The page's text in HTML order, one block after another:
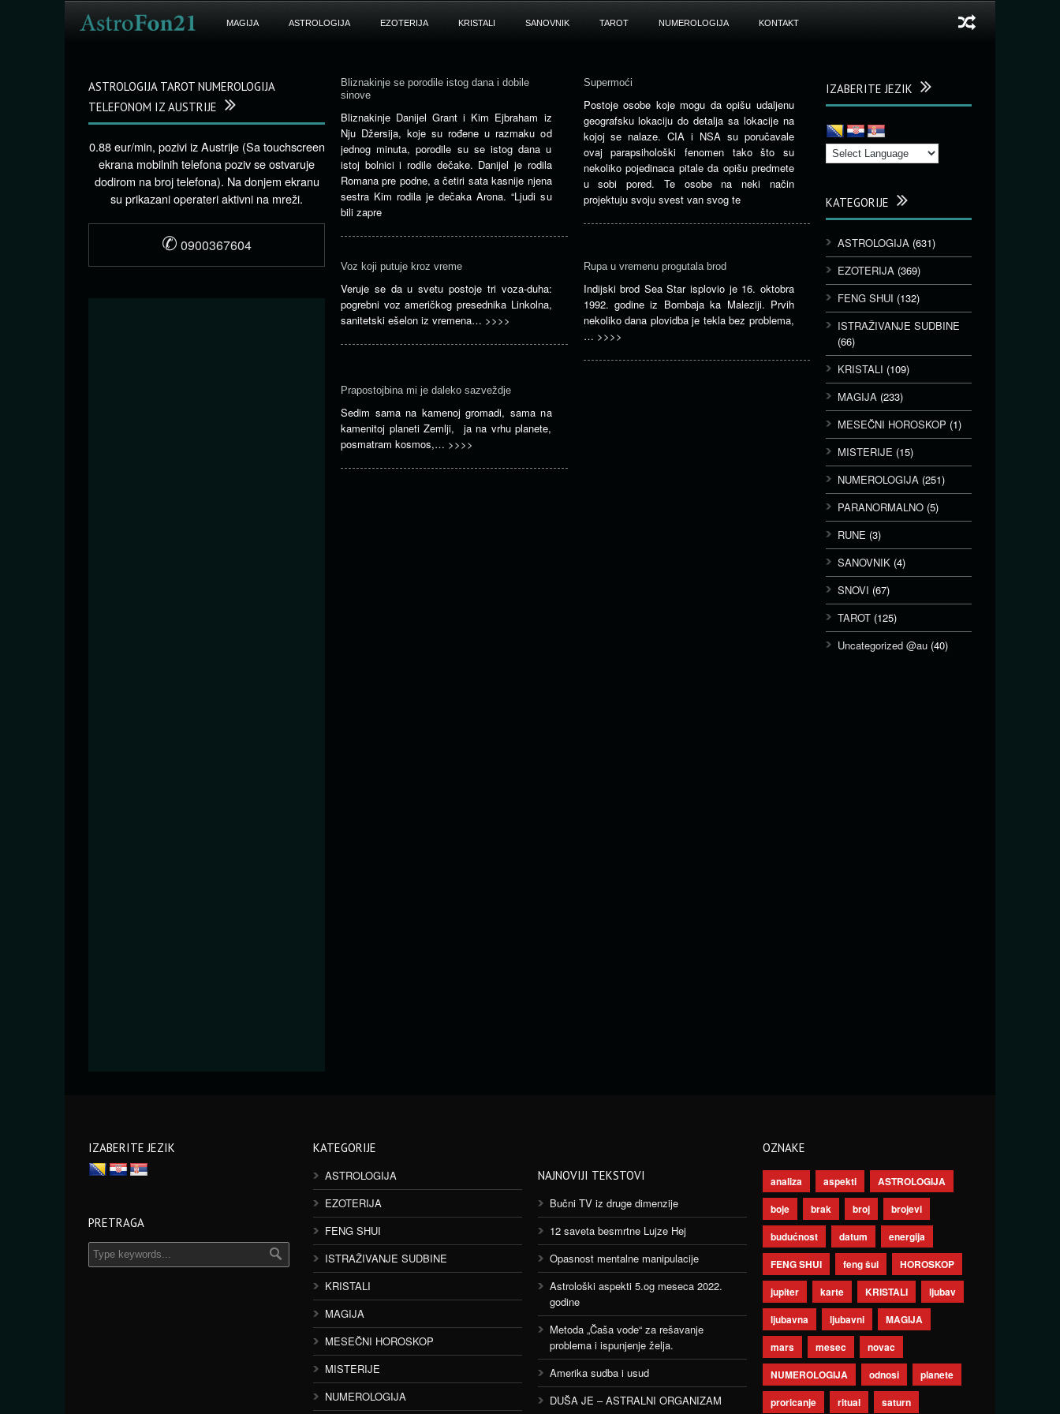
MAGIJA ASTROLOGIJA EZOTERIJA KRISTALI SANOVNIK TAROT NUMEROLOGIJA KONTAKT
Bliznakinje se porodile istog dana i dobile
sinove
Bliznakinje Danijel Grant i Kim Ejbraham iz
Nju Džersija, koje su rođene u razmaku od
jednog minuta, porodile su se istog dana u
istoj bolnici i rodile dečake. Danijel je rodila
Romana pre podne, a četiri sata kasnije njena
sestra Kim rodila je dečaka Arona. “Ljudi su
bili zapre
Supermoći
Postoje osobe koje mogu da opišu udaljenu
geografsku lokaciju do detalja sa lokacije na
kojoj se nalaze. CIA i NSA su poručavale
ovaj parapsihološki fenomen tako što su
nekoliko pojedinaca pitale da opišu predmete
u sobi pored. Te osobe na neki način
projektuju svoju svest van svog te
Voz koji putuje kroz vreme
Veruje se da u svetu postoje tri voza-duha:
pogrebni voz američkog presednika Linkolna,
sanitetski ešelon iz vremena… >>>>
Rupa u vremenu progutala brod
Indijski brod Sea Star isplovio je 16. oktobra
1992. godine iz Bombaja ka Maleziji. Prvih
nekoliko dana plovidba je tekla bez problema,
… >>>>
Prapostojbina mi je daleko sazveždje
Sedim sama na kamenoj gromadi, sama na
kamenitoj planeti Zemlji, ja na vrhu planete,
posmatram kosmos,… >>>>
IZABERITE JEZIK
KATEGORIJE
ASTROLOGIJA (631)
EZOTERIJA (369)
FENG SHUI (132)
ISTRAŽIVANJE SUDBINE
(66)
KRISTALI (109)
MAGIJA (233)
MESEČNI HOROSKOP (1)
MISTERIJE (15)
NUMEROLOGIJA (251)
PARANORMALNO (5)
RUNE (3)
SANOVNIK (4)
SNOVI (67)
TAROT (125)
Uncategorized @au (40)
ASTROLOGIJA TAROT NUMEROLOGIJA
TELEFONOM IZ AUSTRIJE
0.88 eur/min, pozivi iz Austrije (Sa touchscreen
ekrana mobilnih telefona poziv se ostvaruje
dodirom na broj telefona). Na donjem ekranu
su prikazani operateri aktivni na mreži.
✆ 0900367604
IZABERITE JEZIK
PRETRAGA
KATEGORIJE
ASTROLOGIJA
EZOTERIJA
FENG SHUI
ISTRAŽIVANJE SUDBINE
KRISTALI
MAGIJA
MESEČNI HOROSKOP
MISTERIJE
NUMEROLOGIJA
NAJNOVIJI TEKSTOVI
Bučni TV iz druge dimenzije
12 saveta besmrtne Lujze Hej
Opasnost mentalne manipulacije
Astrološki aspekti 5.og meseca 2022.
godine
Metoda „Čaša vode“ za rešavanje
problema i ispunjenje želja.
Amerika sudba i usud
DUŠA JE – ASTRALNI ORGANIZAM
OZNAKE
analiza aspekti
ASTROLOGIJA
boje
brak broj
brojevi
budućnost
datum
energija
FENG SHUI
feng šui
HOROSKOP
jupiter
karte KRISTALI
ljubav
ljubavna
ljubavni
MAGIJA
mars
mesec
novac
NUMEROLOGIJA
odnosi
planete
proricanje
ritual saturn